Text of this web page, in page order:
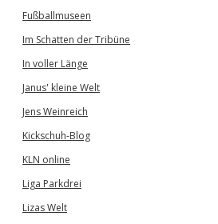
Fußballmuseen
Im Schatten der Tribüne
In voller Länge
Janus' kleine Welt
Jens Weinreich
Kickschuh-Blog
KLN online
Liga Parkdrei
Lizas Welt